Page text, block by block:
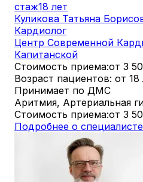
стаж18 лет
Куликова Татьяна
Кардиолог
Центр Современной
Капитанской
Стоимость приема:от 3
Возраст пациентов: от 18
Принимает по ДМС
Аритмия, Артериальная
Стоимость приема:от 3
Подробнее о специалисте